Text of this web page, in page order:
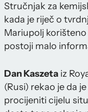
Stručnjak za
kada je riječ o
Mariupolj
postoji malo
Dan Kaszeta iz
(Rusi) rekao je da
procijeniti cijelu